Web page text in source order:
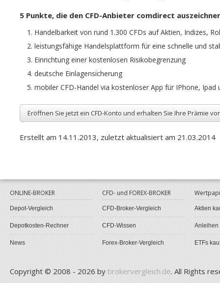
5 Punkte, die den CFD-Anbieter comdirect
Handelbarkeit von rund 1.300 CFDs auf Aktien, Indizes,
leistungsfähige Handelsplattform für eine schnelle und
Einrichtung einer kostenlosen Risikobegrenzung
deutsche Einlagensicherung
mobiler CFD-Handel via kostenloser App für IPhone, Ipad
Eröffnen Sie jetzt ein CFD-Konto und erhalten Sie Ihre Prämie
Erstellt am 14.11.2013, zuletzt aktualisiert am 21.03.2014
ONLINE-BROKER
Depot-Vergleich
Depotkosten-Rechner
News
CFD- und FOREX-BROKER
CFD-Broker-Vergleich
CFD-Wissen
Forex-Broker-Vergleich
Aktien
Anleihen
ETFs
Copyright © 2008 - 2026 by brokervergleich.de. All Rights